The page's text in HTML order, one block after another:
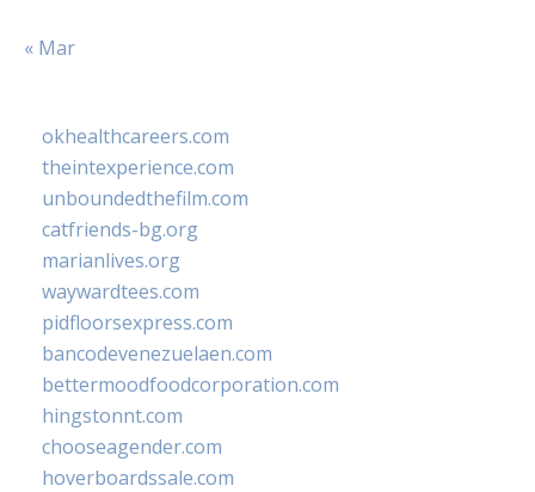
« Mar
okhealthcareers.com
theintexperience.com
unboundedthefilm.com
catfriends-bg.org
marianlives.org
waywardtees.com
pidfloorsexpress.com
bancodevenezuelaen.com
bettermoodfoodcorporation.com
hingstonnt.com
chooseagender.com
hoverboardssale.com